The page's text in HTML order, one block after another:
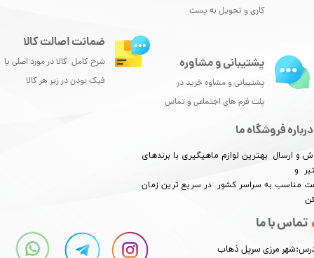
کاری و تحویل به پست
درباره فروشگاه ما
و ارسال بهترین لوازم ماهیگیری با برندهای
و
مناسب به سراسر کشور در سریع ترین زمان
تماس با ما
مرزی سرپل ذهاب
پشتیبانی و مشاوره
پشتیبانی و مشاوه خرید در
پلت فرم های اجتماعی و تماس
ضمانت اصالت کالا
شرح کامل کالا در مورد اصلی یا
فیک بودن در زیر هر کالا